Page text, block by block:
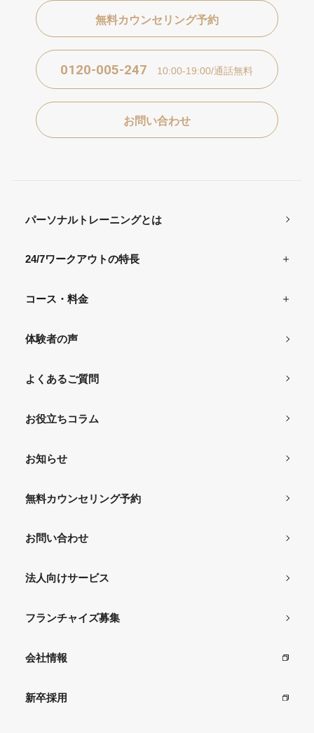
無料カウンセリング予約
0120-005-247 10:00-19:00/通話無料
お問い合わせ
パーソナルトレーニングとは
24/7ワークアウトの特長
コース・料金
体験者の声
よくあるご質問
お役立ちコラム
お知らせ
無料カウンセリング予約
お問い合わせ
法人向けサービス
フランチャイズ募集
会社情報
新卒採用